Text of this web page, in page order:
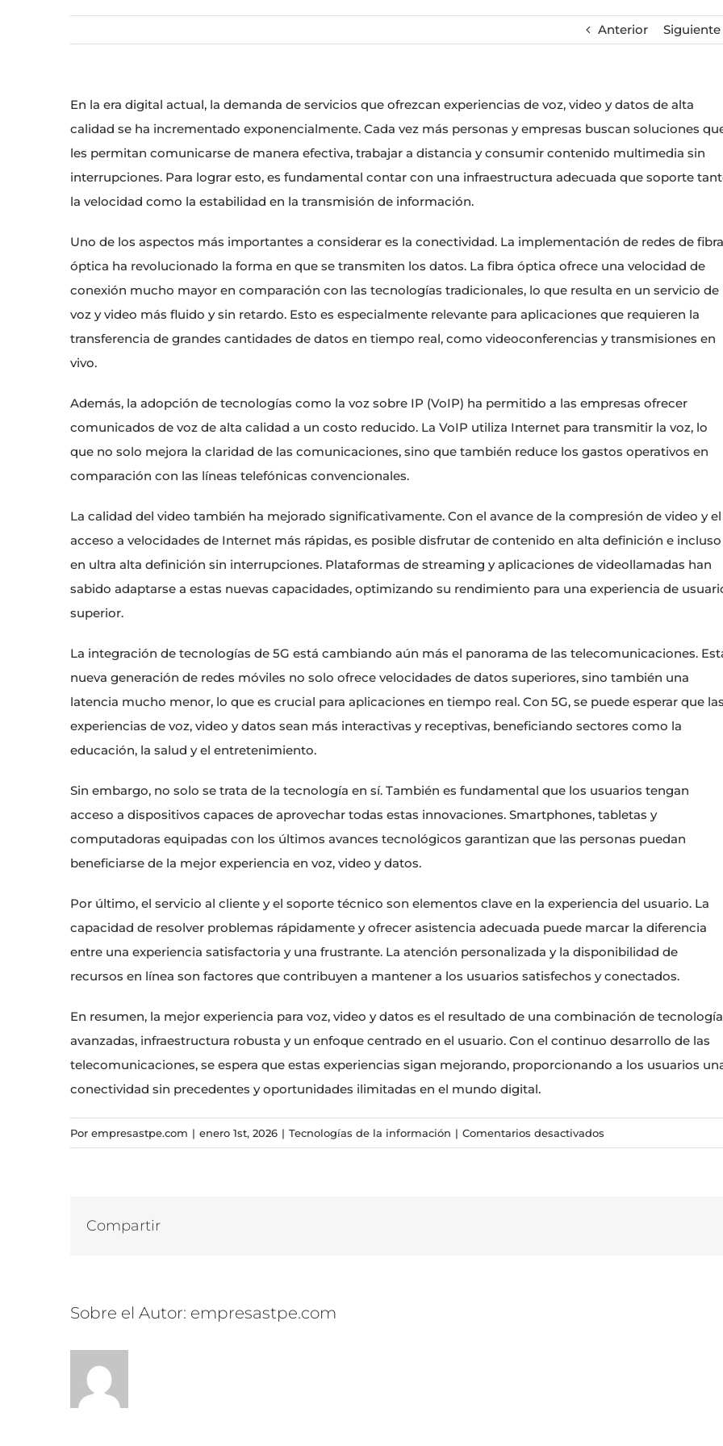
Anterior Siguiente
En la era digital actual, la demanda de servicios que ofrezcan experiencias de voz, video y datos de alta
calidad se ha incrementado exponencialmente. Cada vez más personas y empresas buscan soluciones
les permitan comunicarse de manera efectiva, trabajar a distancia y consumir contenido multimedia sin
interrupciones. Para lograr esto, es fundamental contar con una infraestructura adecuada que soporte
la velocidad como la estabilidad en la transmisión de información.
Uno de los aspectos más importantes a considerar es la conectividad. La implementación de redes de fibra
óptica ha revolucionado la forma en que se transmiten los datos. La fibra óptica ofrece una velocidad de
conexión mucho mayor en comparación con las tecnologías tradicionales, lo que resulta en un servicio de
voz y video más fluido y sin retardo. Esto es especialmente relevante para aplicaciones que requieren la
transferencia de grandes cantidades de datos en tiempo real, como videoconferencias y transmisiones en
vivo.
Además, la adopción de tecnologías como la voz sobre IP (VoIP) ha permitido a las empresas ofrecer
comunicados de voz de alta calidad a un costo reducido. La VoIP utiliza Internet para transmitir la voz, lo
que no solo mejora la claridad de las comunicaciones, sino que también reduce los gastos operativos en
comparación con las líneas telefónicas convencionales.
La calidad del video también ha mejorado significativamente. Con el avance de la compresión de video y el
acceso a velocidades de Internet más rápidas, es posible disfrutar de contenido en alta definición e incluso
en ultra alta definición sin interrupciones. Plataformas de streaming y aplicaciones de videollamadas han
sabido adaptarse a estas nuevas capacidades, optimizando su rendimiento para una experiencia de
superior.
La integración de tecnologías de 5G está cambiando aún más el panorama de las telecomunicaciones.
nueva generación de redes móviles no solo ofrece velocidades de datos superiores, sino también una
latencia mucho menor, lo que es crucial para aplicaciones en tiempo real. Con 5G, se puede esperar que
experiencias de voz, video y datos sean más interactivas y receptivas, beneficiando sectores como la
educación, la salud y el entretenimiento.
Sin embargo, no solo se trata de la tecnología en sí. También es fundamental que los usuarios tengan
acceso a dispositivos capaces de aprovechar todas estas innovaciones. Smartphones, tabletas y
computadoras equipadas con los últimos avances tecnológicos garantizan que las personas puedan
beneficiarse de la mejor experiencia en voz, video y datos.
Por último, el servicio al cliente y el soporte técnico son elementos clave en la experiencia del usuario. La
capacidad de resolver problemas rápidamente y ofrecer asistencia adecuada puede marcar la diferencia
entre una experiencia satisfactoria y una frustrante. La atención personalizada y la disponibilidad de
recursos en línea son factores que contribuyen a mantener a los usuarios satisfechos y conectados.
En resumen, la mejor experiencia para voz, video y datos es el resultado de una combinación de
avanzadas, infraestructura robusta y un enfoque centrado en el usuario. Con el continuo desarrollo de las
telecomunicaciones, se espera que estas experiencias sigan mejorando, proporcionando a los usuarios
conectividad sin precedentes y oportunidades ilimitadas en el mundo digital.
Por empresastpe.com | enero 1st, 2026 | Tecnologías de la información | Comentarios desactivados
Compartir
Sobre el Autor: empresastpe.com